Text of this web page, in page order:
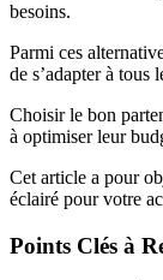
besoins.
Parmi ces
de s’adapter à tous
Choisir le bon
à optimiser leur
Cet article a pour
éclairé pour votre
Points Clés à